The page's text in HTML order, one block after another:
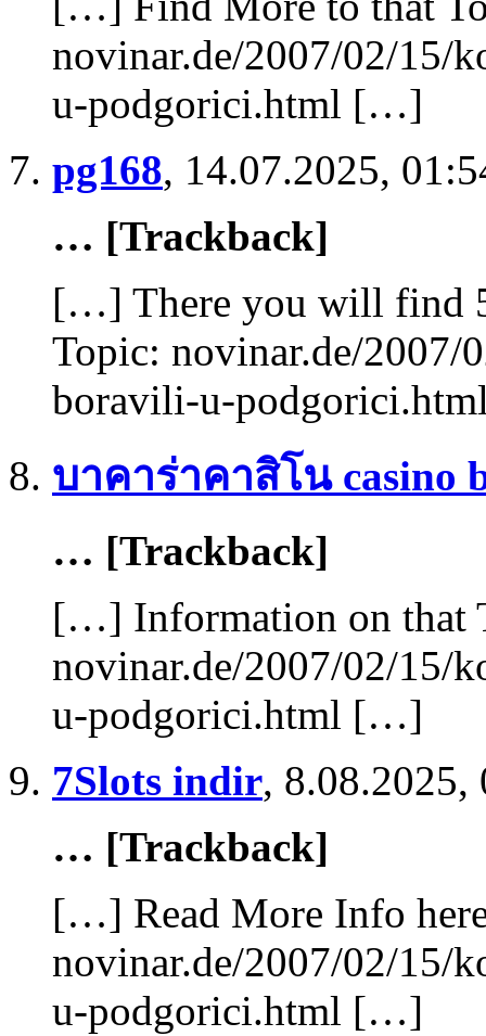
novinar.de/2007/02/15/
u-podgorici.html […]
pg168, 14.07.2025,
… [Trackback]
[…] There you will find
Topic: novinar.de/2007/
boravili-u-
บาคาร่าคาสิโน casino
… [Trackback]
[…] Information on that
novinar.de/2007/02/15/
u-podgorici.html […]
7Slots indir, 8.08.2025,
… [Trackback]
[…] Read More Info
novinar.de/2007/02/15/
u-podgorici.html […]